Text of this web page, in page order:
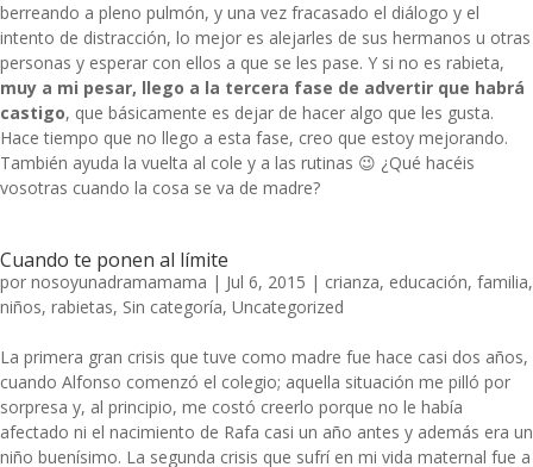
berreando a pleno pulmón, y una vez fracasado el diálogo y el
intento de distracción, lo mejor es alejarles de sus hermanos u otras
personas y esperar con ellos a que se les pase. Y si no es rabieta,
muy a mi pesar, llego a la tercera fase de advertir que habrá
castigo, que básicamente es dejar de hacer algo que les gusta.
Hace tiempo que no llego a esta fase, creo que estoy mejorando.
También ayuda la vuelta al cole y a las rutinas 😉 ¿Qué hacéis
vosotras cuando la cosa se va de madre?
Cuando te ponen al límite
por nosoyunadramamama | Jul 6, 2015 | crianza, educación, familia,
niños, rabietas, Sin categoría, Uncategorized
La primera gran crisis que tuve como madre fue hace casi dos años,
cuando Alfonso comenzó el colegio; aquella situación me pilló por
sorpresa y, al principio, me costó creerlo porque no le había
afectado ni el nacimiento de Rafa casi un año antes y además era un
niño buenísimo. La segunda crisis que sufrí en mi vida maternal fue a